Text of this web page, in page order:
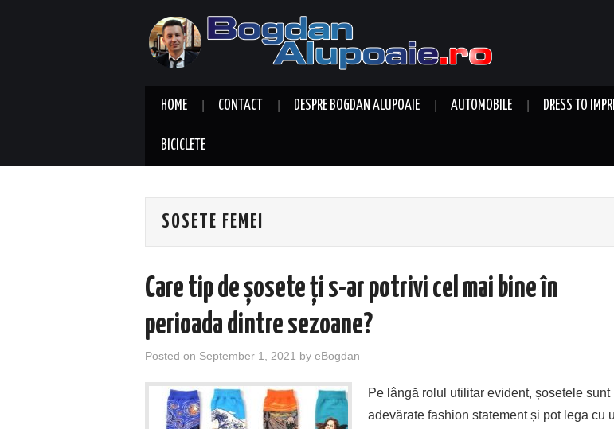
HOME CONTACT DESPRE BOGDAN ALUPOAIE AUTOMOBILE DRESS TO
BICICLETE
SOSETE FEMEI
Care tip de șosete ți s-ar potrivi cel mai bine în
perioada dintre sezoane?
Posted on September 1, 2021 by eBogdan
Pe lângă rolul utilitar evident, șosetele sunt
adevărate fashion statement și pot lega cu